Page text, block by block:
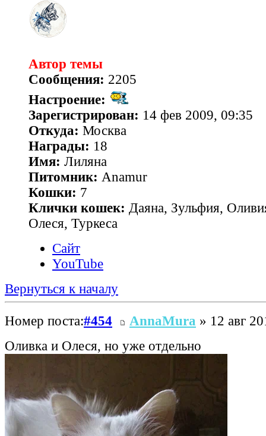
Автор темы
Сообщения: 2205
Настроение:
Зарегистрирован: 14 фев 2009, 09:35
Откуда: Москва
Награды: 18
Имя: Лиляна
Питомник: Anamur
Кошки: 7
Клички кошек: Даяна, Зульфия,
Олеся, Туркеса
Сайт
YouTube
Вернуться к началу
Номер поста:#454 AnnaMura » 12 авг
Оливка и Олеся, но уже отдельно